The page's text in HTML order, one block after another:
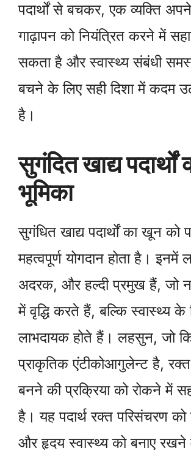
पदार्थों से बचकर, एक व्यक्ति
गाढ़ापन को नियंत्रित करने में
सकता है और स्वास्थ्य संबंधी
बचने के लिए सही दिशा में कदम
है।
सुगंदित खाद्य पदार्थों
भूमिका
सुगंधित खाद्य पदार्थों का खून
महत्वपूर्ण योगदान होता है। इनमें
अदरक, और हल्दी प्रमुख हैं, जो
में वृद्धि करते हैं, बल्कि स्वास्थ्य के
लाभदायक होते हैं। लहसुन, जो
प्राकृतिक एंटीकोआगुलेन्ट है,
बनने की प्रक्रिया को रोकने में
है। यह पदार्थ रक्त परिसंचरण
और हृदय स्वास्थ्य को बनाए